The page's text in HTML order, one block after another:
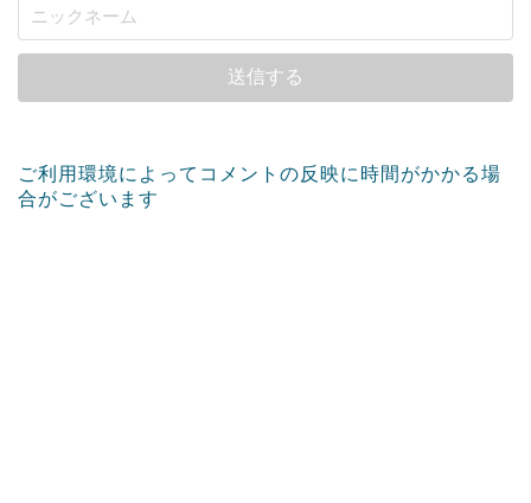
ご利用環境によってコメントの反映に時間がかかる場
合がございます